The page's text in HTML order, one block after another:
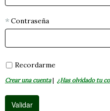
Contraseña
Recordarme
Crear una cuenta| ¿Has olvidado tu